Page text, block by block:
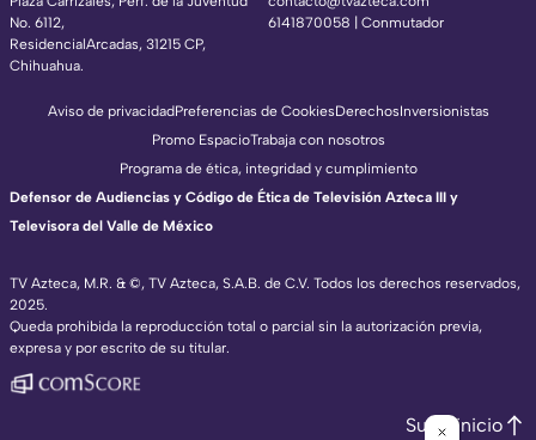
No. 6112,
ResidencialArcadas, 31215 CP,
Chihuahua.
6141870058 | Conmutador
TV Azteca, M.R. & ©, TV Azteca, S.A.B. de C.V. Todos los derechos reservados,
2025.
Queda prohibida la reproducción total o parcial sin la autorización previa,
expresa y por escrito de su titular.
Aviso de privacidadPreferencias de CookiesDerechosInversionistas
Promo EspacioTrabaja con nosotros
Programa de ética, integridad y cumplimiento
Defensor de Audiencias y Código de Ética de Televisión Azteca III y
Televisora del Valle de México
Subir inicio